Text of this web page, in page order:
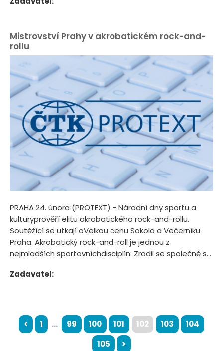
Mistrovství Prahy v akrobatickém rock-and-
rollu
PRAHA 24. února (PROTEXT) - Národní dny sportu a
kulturyprověří elitu akrobatického rock-and-rollu.
Soutěžící se utkají oVelkou cenu Sokola a Večerníku
Praha. Akrobatický rock-and-roll je jednou z
nejmladších sportovníchdisciplín. Zrodil se společně s...
Zadavatel:
< 1 ... 99 100 101 102 103
104
105
>